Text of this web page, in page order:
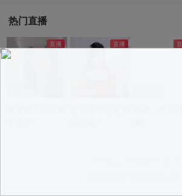
热门直播